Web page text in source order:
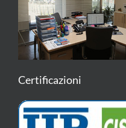
Certificazioni